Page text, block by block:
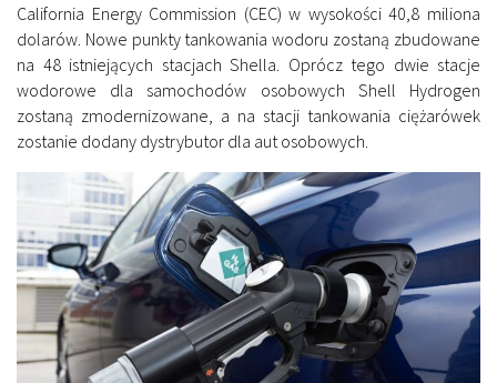
California Energy Commission (CEC) w wysokości 40,8 miliona
dolarów. Nowe punkty tankowania wodoru zostaną zbudowane
na 48 istniejących stacjach Shella. Oprócz tego dwie stacje
wodorowe dla samochodów osobowych Shell Hydrogen
zostaną zmodernizowane, a na stacji tankowania ciężarówek
zostanie dodany dystrybutor dla aut osobowych.